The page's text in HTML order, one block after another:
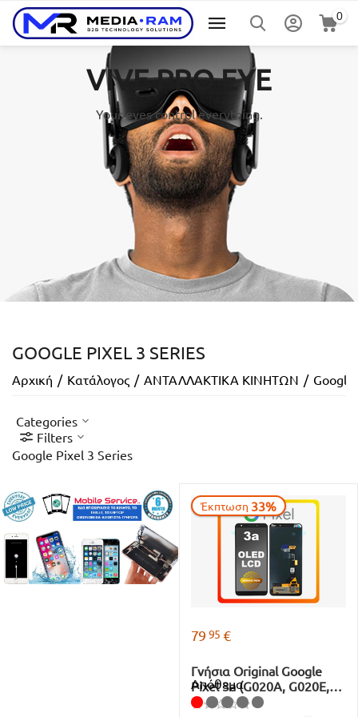
0
VIVE PRO EYE
Your eyes control everything.
GOOGLE PIXEL 3 SERIES
Αρχική / Κατάλογος / ΑΝΤΑΛΛΑΚΤΙΚΑ ΚΙΝΗΤΩΝ / Google
Categories
Filters
Google Pixel 3 Series
Έκπτωση 33%
79 95 €
Γνήσια Original Google
Pixel 3a (G020A, G020E,
G020B) OLED LCD Display
Απόθεμα